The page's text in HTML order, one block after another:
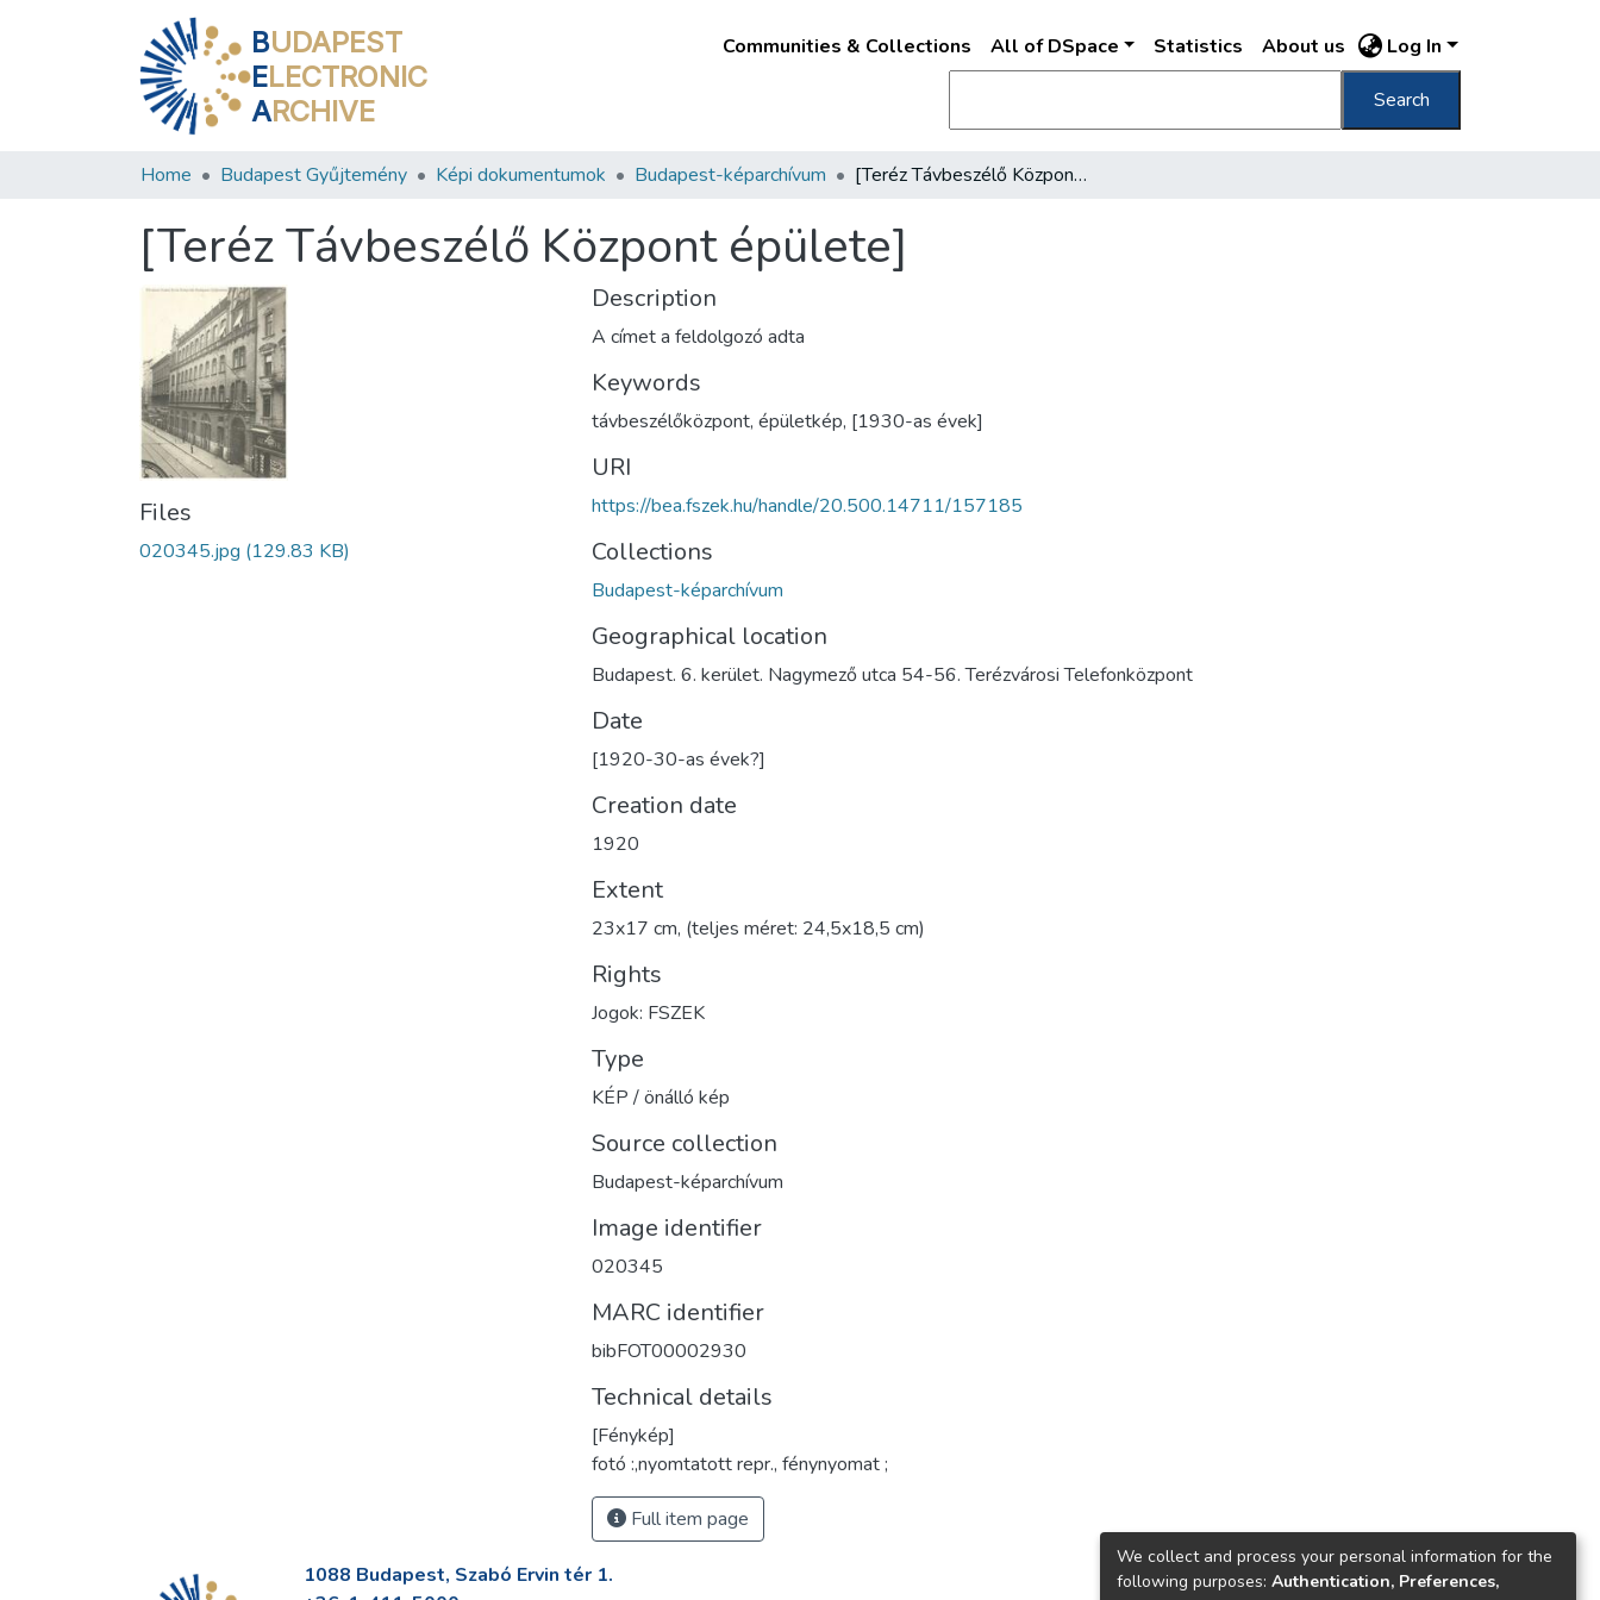
BUDAPEST
ELECTRONIC
ARCHIVE
Communities & Collections All of DSpace Statistics About us Log In
Search
Home Budapest Gyűjtemény Képi dokumentumok Budapest-képarchívum [Teréz Távbeszélő Központ épülete]
[Teréz Távbeszélő Központ épülete]
Files
020345.jpg (129.83 KB)
Description
A címet a feldolgozó adta
Keywords
távbeszélőközpont, épületkép, [1930-as évek]
URI
https://bea.fszek.hu/handle/20.500.14711/157185
Collections
Budapest-képarchívum
Geographical location
Budapest. 6. kerület. Nagymező utca 54-56. Terézvárosi Telefonközpont
Date
[1920-30-as évek?]
Creation date
1920
Extent
23x17 cm, (teljes méret: 24,5x18,5 cm)
Rights
Jogok: FSZEK
Type
KÉP / önálló kép
Source collection
Budapest-képarchívum
Image identifier
020345
MARC identifier
bibFOT00002930
Technical details
[Fénykép]
fotó :,nyomtatott repr., fénynyomat ;
Full item page
1088 Budapest, Szabó Ervin tér 1.
We collect and process your personal information for the
following purposes: Authentication, Preferences,